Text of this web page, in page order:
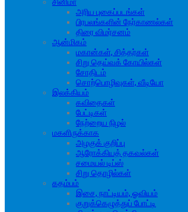
அரிய புகைப்படங்கள்
பிரபலங்களின் நேர்காணல்கள்
திரை விமர்சனம்
ஆன்மிகம்
மகான்கள், சித்தர்கள்
சிறு தெய்வக் கோயில்கள்
சோதிடம்
சொற்பொழிவுகள், வீடியோ
இலக்கியம்
கவிதைகள்
பேட்டிகள்
நேற்றைய நிழல்
மகளிருக்காக
அழகுக் குறிப்பு
ஆரோக்கியத் தகவல்கள்
சமையல் டிப்ஸ்
சிறு தொழில்கள்
கதம்பம்
இசை, நாட்டியம், ஓவியம்
குறுக்கெழுத்துப் போட்டி